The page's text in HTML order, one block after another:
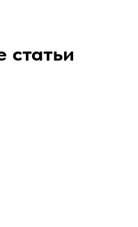
статьи